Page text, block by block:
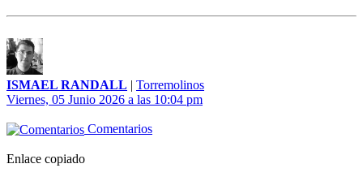
ISMAEL RANDALL | Torremolinos
Viernes, 05 Junio 2026 a las 10:04 pm
Comentarios
Enlace copiado